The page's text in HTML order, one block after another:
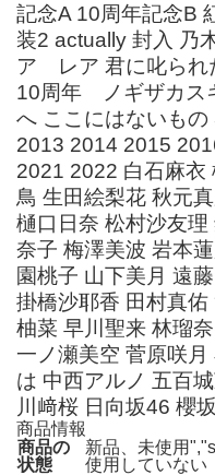
記念A 10周年記念B
装2 actually 封入 乃
ア レア 君に叱ら
10周年 ノギザカ
へ ここにはないも
2013 2014 2015
2021 2022 白石麻衣
鳥 生田絵梨花 秋元
樋口日奈 松村沙友理
奈子 梅澤美波 岩本
園桃子 山下美月 遠
掛橋沙耶香 田村真佑
柚菜 早川聖来 林瑠
一ノ瀬美空 菅原咲
は 中西アルノ 五百
川﨑桜 日向坂46 櫻
商品情報
商品の
状態
新品、未使用
使用していない